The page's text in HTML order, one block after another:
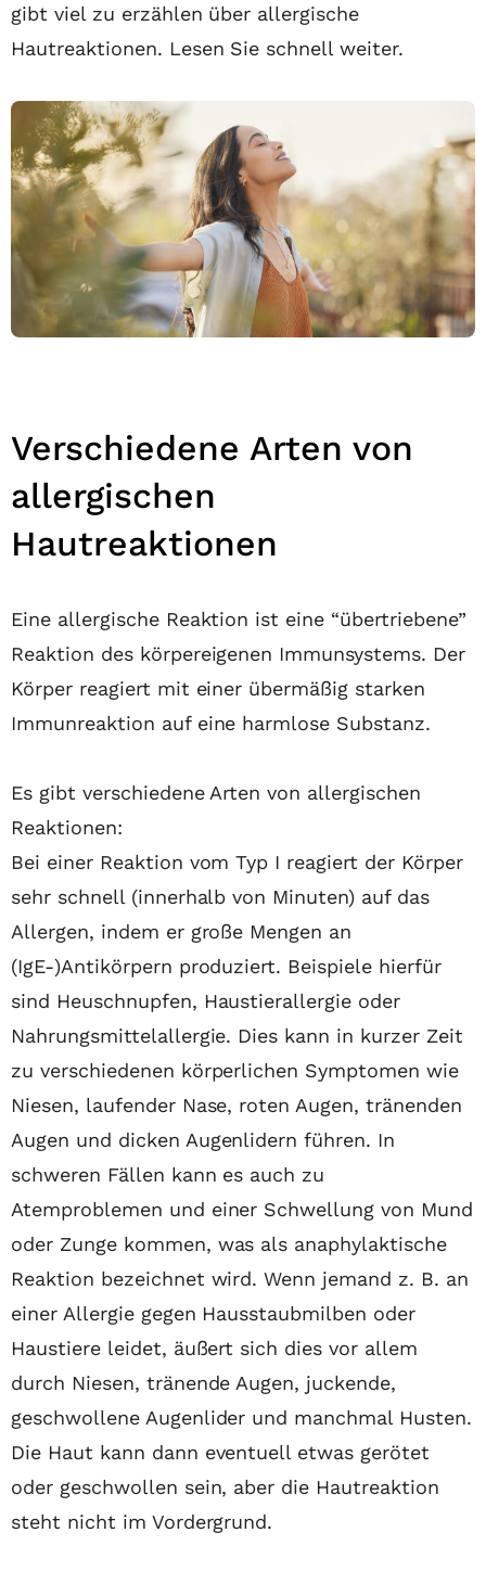
gibt viel zu erzählen über allergische
Hautreaktionen. Lesen Sie schnell weiter.
Verschiedene Arten von
allergischen
Hautreaktionen
Eine allergische Reaktion ist eine “übertriebene”
Reaktion des körpereigenen Immunsystems. Der
Körper reagiert mit einer übermäßig starken
Immunreaktion auf eine harmlose Substanz.
Es gibt verschiedene Arten von allergischen
Reaktionen:
Bei einer Reaktion vom Typ I reagiert der Körper
sehr schnell (innerhalb von Minuten) auf das
Allergen, indem er große Mengen an
(IgE-)Antikörpern produziert. Beispiele hierfür
sind Heuschnupfen, Haustierallergie oder
Nahrungsmittelallergie. Dies kann in kurzer Zeit
zu verschiedenen körperlichen Symptomen wie
Niesen, laufender Nase, roten Augen, tränenden
Augen und dicken Augenlidern führen. In
schweren Fällen kann es auch zu
Atemproblemen und einer Schwellung von Mund
oder Zunge kommen, was als anaphylaktische
Reaktion bezeichnet wird. Wenn jemand z. B. an
einer Allergie gegen Hausstaubmilben oder
Haustiere leidet, äußert sich dies vor allem
durch Niesen, tränende Augen, juckende,
geschwollene Augenlider und manchmal Husten.
Die Haut kann dann eventuell etwas gerötet
oder geschwollen sein, aber die Hautreaktion
steht nicht im Vordergrund.